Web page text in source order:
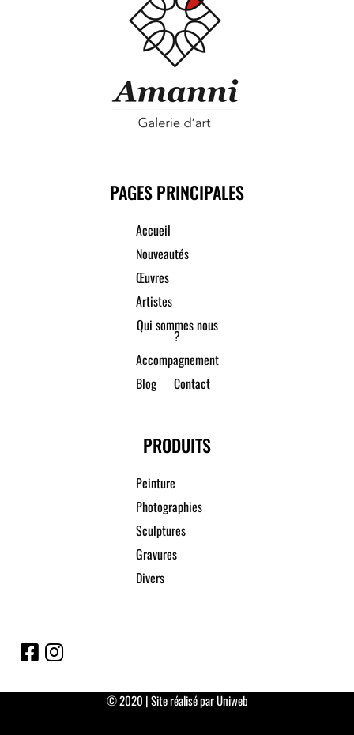
PAGES PRINCIPALES
Accueil
Nouveautés
Œuvres
Artistes
Qui sommes nous
?
Accompagnement
Blog
Contact
PRODUITS
Peinture
Photographies
Sculptures
Gravures
Divers
© 2020 | Site réalisé par Uniweb